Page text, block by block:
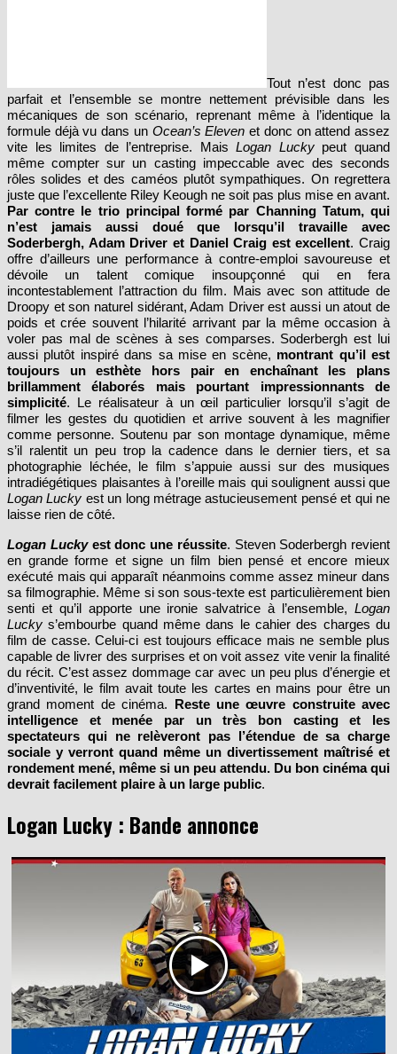
mécaniques de son scénario, reprenant même à l’identique la
formule déjà vu dans unOcean’s Elevenet donc on attend assez
vite les limites de l’entreprise. MaisLogan Lucky peut quand
même compter sur un casting impeccable avec des seconds
rôles solides et des caméos plutôt sympathiques. On regrettera
juste que l’excellente Riley Keough ne soit pas plus mise en avant.
Par contre le trio principal formé par Channing Tatum, qui
n’est jamais aussi doué que lorsqu’il travaille avec
Soderbergh, Adam Driver et Daniel Craig est excellent. Craig
offre d’ailleurs une performance à contre-emploi savoureuse et
dévoile un talent comique insoupçonné qui en fera
incontestablement l’attraction du film. Mais avec son attitude de
Droopy et son naturel sidérant, Adam Driver est aussi un atout de
poids et crée souvent l’hilarité arrivant par la même occasion à
voler pas mal de scènes à ses comparses. Soderbergh est lui
aussi plutôt inspiré dans sa mise en scène, montrant qu’il est
toujours un esthète hors pair en enchaînant les plans
brillamment élaborés mais pourtant impressionnants de
simplicité
. Le réalisateur à un œil particulier lorsqu’il s’agit de
filmer les gestes du quotidien et arrive souvent à les magnifier
comme personne. Soutenu par son montage dynamique, même
s’il ralentit un peu trop la cadence dans le dernier tiers, et sa
photographie léchée, le film s’appuie aussi sur des musiques
intradiégétiques plaisantes à l’oreille mais qui soulignent aussi que
Logan Lucky est un long métrage astucieusement pensé et qui ne
laisse rien de côté.
Logan Luckyest donc une réussite
exécuté mais qui apparaît néanmoins comme assez mineur dans
sa filmographie. Même si son sous-texte est particulièrement bien
senti et qu’il apporte une ironie salvatrice à l’ensemble,Logan
Luckys’embourbe quand même dans le cahier des charges du
film de casse. Celui-ci est toujours efficace mais ne semble plus
capable de livrer des surprises et on voit assez vite venir la finalité
du récit. C’est assez dommage car avec un peu plus d’énergie et
d’inventivité, le film avait toute les cartes en mains pour être un
grand moment de cinéma.Reste une œuvre construite avec
intelligence et menée par un très bon casting et les
spectateurs qui ne relèveront pas l’étendue de sa charge
sociale y verront quand même un divertissement maîtrisé et
rondement mené, même si un peu attendu. Du bon cinéma qui
devrait facilement plaire à un large public.
Logan Lucky : Bande annonce